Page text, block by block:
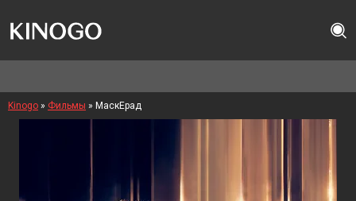
Kinogo » Фильмы » МаскЕрад